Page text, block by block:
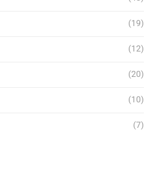
(19)
(12)
(20)
(10)
(7)